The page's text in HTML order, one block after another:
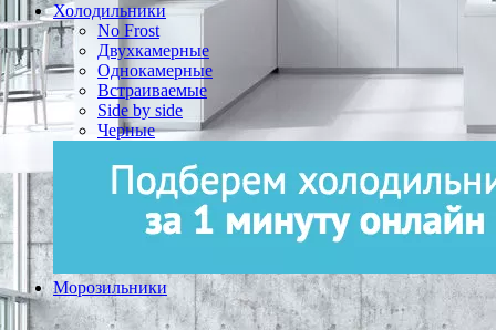
Холодильники
No Frost
Двухкамерные
Однокамерные
Встраиваемые
Side by side
Черные
Морозильники